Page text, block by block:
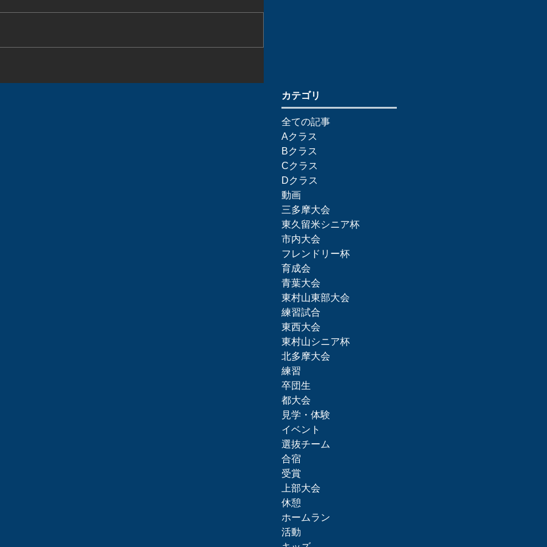
​カテゴリ
全ての記事
Aクラス
Bクラス
Cクラス
Dクラス
動画
三多摩大会
東久留米シニア杯
市内大会
フレンドリー杯
育成会
青葉大会
東村山東部大会
練習試合
東西大会
東村山シニア杯
北多摩大会
練習
卒団生
都大会
見学・体験
イベント
選抜チーム
合宿
受賞
上部大会
休憩
ホームラン
活動